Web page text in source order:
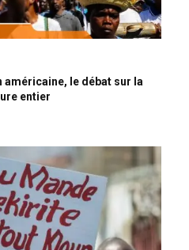
américaine, le débat sur la
entier